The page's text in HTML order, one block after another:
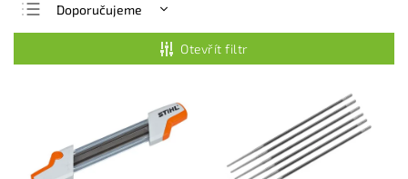
Doporučujeme
Nejdražší
Otevřít filtr